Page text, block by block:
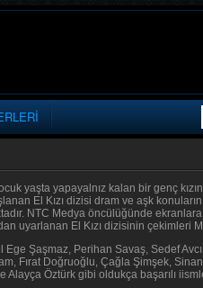
yaşta yapayalnız kalan bir genç
El Kızı dizisi dram ve aşk
NTC Medya öncülüğünde ekranlara
uyarlanan El Kızı dizisinin
Şaşmaz, Perihan Savaş, Sedef
Fırat Doğruoğlu, Çağla Şimşek,
Öztürk gibi oldukça başarılı